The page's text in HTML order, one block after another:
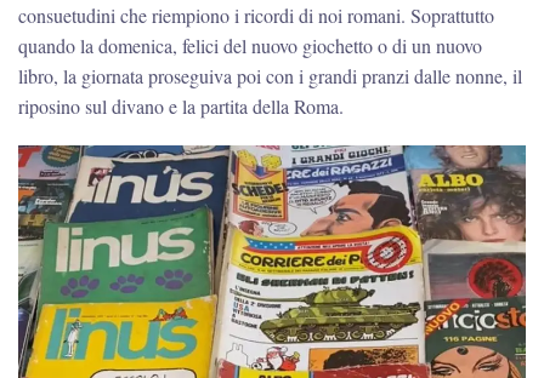
consuetudini che riempiono i ricordi di noi romani. Soprattutto
quando la domenica, felici del nuovo giochetto o di un nuovo
libro, la giornata proseguiva poi con i grandi pranzi dalle nonne, il
riposino sul divano e la partita della Roma.